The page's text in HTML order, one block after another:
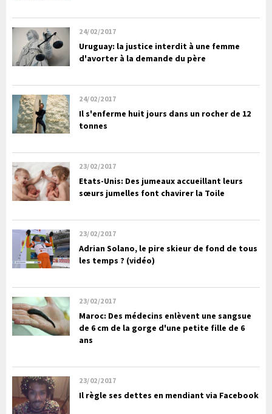
24/02/2017
Uruguay: la justice interdit à une femme
d'avorter à la demande du père
24/02/2017
Il s'enferme huit jours dans un rocher de 12
tonnes
23/02/2017
Etats-Unis: Des jumeaux accueillant leurs
sœurs jumelles font chavirer la Toile
23/02/2017
Adrian Solano, le pire skieur de fond de tous
les temps ? (vidéo)
23/02/2017
Maroc: Des médecins enlèvent une sangsue
de 6 cm de la gorge d'une petite fille de 6
ans
23/02/2017
Il règle ses dettes en mendiant via Facebook